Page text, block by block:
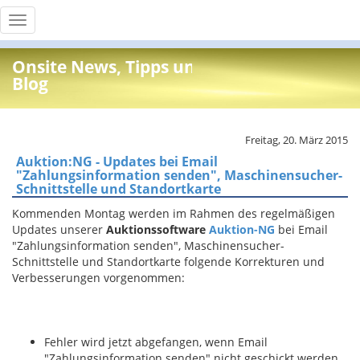
Toggle
navigation
Onsite News, Tipps und Info
Blog
Freitag, 20. März 2015
Auktion:NG - Updates bei Email
"Zahlungsinformation senden", Maschinensucher-
Schnittstelle und Standortkarte
Kommenden Montag werden im Rahmen des regelmäßigen
Updates unserer Auktionssoftware Auktion-NG bei Email
"Zahlungsinformation senden", Maschinensucher-
Schnittstelle und Standortkarte folgende Korrekturen und
Verbesserungen vorgenommen:
Fehler wird jetzt abgefangen, wenn Email